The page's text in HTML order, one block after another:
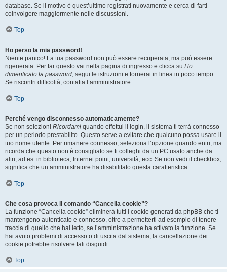
database. Se il motivo è quest’ultimo registrati nuovamente e cerca di farti
coinvolgere maggiormente nelle discussioni.
Top
Ho perso la mia password!
Niente panico! La tua password non può essere recuperata, ma può essere
rigenerata. Per far questo vai nella pagina di ingresso e clicca su Ho
dimenticato la password, segui le istruzioni e tornerai in linea in poco tempo.
Se riscontri difficoltà, contatta l’amministratore.
Top
Perché vengo disconnesso automaticamente?
Se non selezioni Ricordami quando effettui il login, il sistema ti terrà connesso
per un periodo prestabilito. Questo serve a evitare che qualcuno possa usare il
tuo nome utente. Per rimanere connesso, seleziona l’opzione quando entri, ma
ricorda che questo non è consigliato se ti colleghi da un PC usato anche da
altri, ad es. in biblioteca, Internet point, università, ecc. Se non vedi il checkbox,
significa che un amministratore ha disabilitato questa caratteristica.
Top
Che cosa provoca il comando “Cancella cookie”?
La funzione “Cancella cookie” eliminerà tutti i cookie generati da phpBB che ti
mantengono autenticato e connesso, oltre a permetterti ad esempio di tenere
traccia di quello che hai letto, se l’amministrazione ha attivato la funzione. Se
hai avuto problemi di accesso o di uscita dal sistema, la cancellazione dei
cookie potrebbe risolvere tali disguidi.
Top